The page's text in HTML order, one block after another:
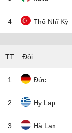
4 Thổ Nhĩ Kỳ
TT Đội
1 Đức
2 Hy Lạp
3 Hà Lan